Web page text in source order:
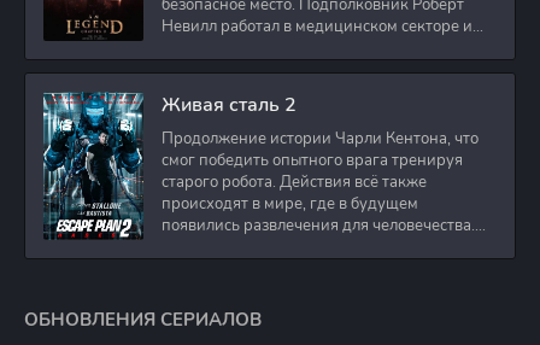
Невилл работал в медицинском секторе и
Живая сталь 2
Продолжение истории Чарли Кентона, что
смог победить опытного врага тренируя
старого робота. Действия всё также
происходят в мире, где в будущем
появились развлечения для человечества.
ОБНОВЛЕНИЯ СЕРИАЛОВ